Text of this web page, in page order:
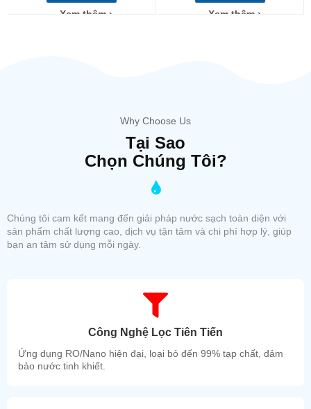
Xem thêm › Xem thêm ›
Why Choose Us
Tại Sao
Chọn Chúng Tôi?
Chúng tôi cam kết mang đến giải pháp nước sạch toàn diện với
sản phẩm chất lượng cao, dịch vụ tận tâm và chi phí hợp lý, giúp
bạn an tâm sử dụng mỗi ngày.
Công Nghệ Lọc Tiên Tiến
Ứng dụng RO/Nano hiện đại, loại bỏ đến 99% tạp chất, đảm
bảo nước tinh khiết.